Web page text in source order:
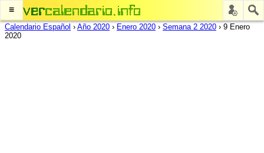
≡
Calendario Español › Año 2020 › Enero 2020 › Semana 2 2020 › 9 Enero
2020